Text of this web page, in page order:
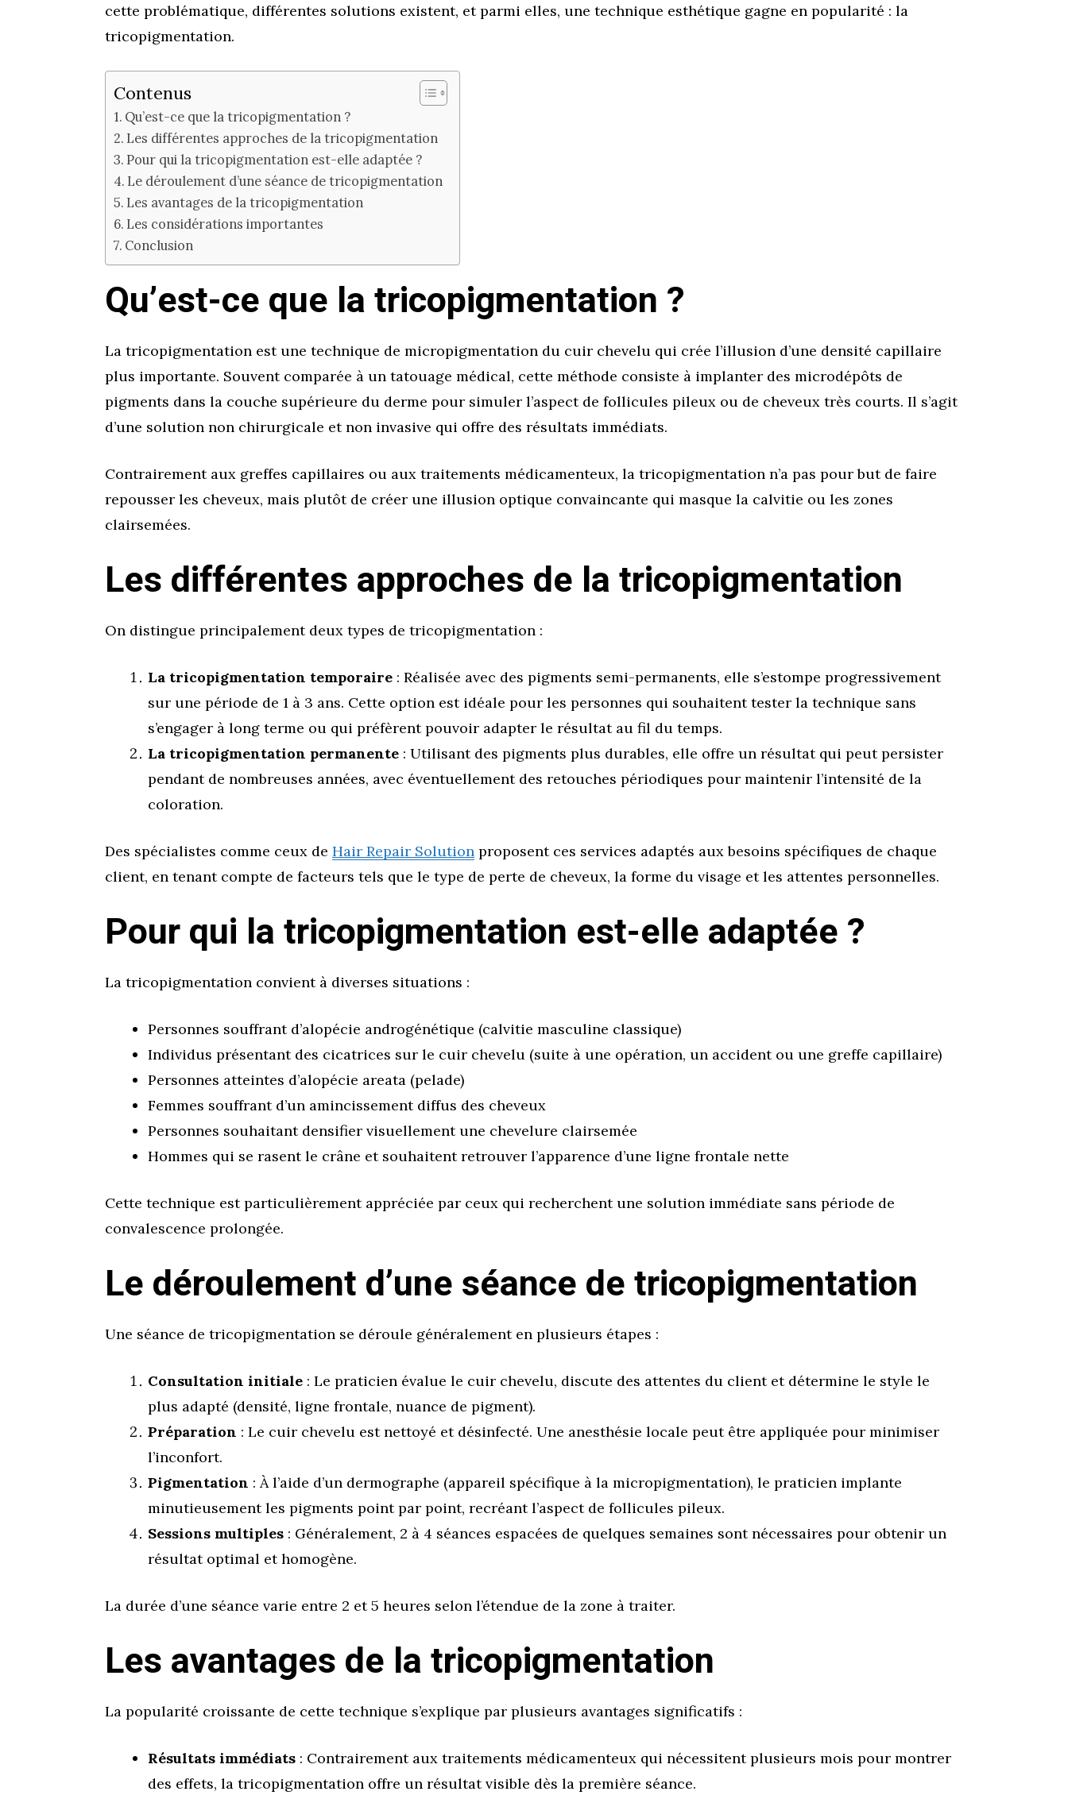
cette problématique, différentes solutions existent, et parmi elles, une technique esthétique gagne en popularité : la
tricopigmentation.
Contenus
Qu’est-ce que la tricopigmentation ?
Les différentes approches de la tricopigmentation
Pour qui la tricopigmentation est-elle adaptée ?
Le déroulement d’une séance de tricopigmentation
Les avantages de la tricopigmentation
Les considérations importantes
Conclusion
Qu’est-ce que la tricopigmentation ?
La tricopigmentation est une technique de micropigmentation du cuir chevelu qui crée l’illusion d’une densité capillaire
plus importante. Souvent comparée à un tatouage médical, cette méthode consiste à implanter des microdépôts de
pigments dans la couche supérieure du derme pour simuler l’aspect de follicules pileux ou de cheveux très courts. Il s’agit
d’une solution non chirurgicale et non invasive qui offre des résultats immédiats.
Contrairement aux greffes capillaires ou aux traitements médicamenteux, la tricopigmentation n’a pas pour but de faire
repousser les cheveux, mais plutôt de créer une illusion optique convaincante qui masque la calvitie ou les zones
clairsemées.
Les différentes approches de la tricopigmentation
On distingue principalement deux types de tricopigmentation :
La tricopigmentation temporaire : Réalisée avec des pigments semi-permanents, elle s’estompe progressivement
sur une période de 1 à 3 ans. Cette option est idéale pour les personnes qui souhaitent tester la technique sans
s’engager à long terme ou qui préfèrent pouvoir adapter le résultat au fil du temps.
La tricopigmentation permanente : Utilisant des pigments plus durables, elle offre un résultat qui peut persister
pendant de nombreuses années, avec éventuellement des retouches périodiques pour maintenir l’intensité de la
coloration.
Des spécialistes comme ceux de Hair Repair Solution proposent ces services adaptés aux besoins spécifiques de chaque
client, en tenant compte de facteurs tels que le type de perte de cheveux, la forme du visage et les attentes personnelles.
Pour qui la tricopigmentation est-elle adaptée ?
La tricopigmentation convient à diverses situations :
Personnes souffrant d’alopécie androgénétique (calvitie masculine classique)
Individus présentant des cicatrices sur le cuir chevelu (suite à une opération, un accident ou une greffe capillaire)
Personnes atteintes d’alopécie areata (pelade)
Femmes souffrant d’un amincissement diffus des cheveux
Personnes souhaitant densifier visuellement une chevelure clairsemée
Hommes qui se rasent le crâne et souhaitent retrouver l’apparence d’une ligne frontale nette
Cette technique est particulièrement appréciée par ceux qui recherchent une solution immédiate sans période de
convalescence prolongée.
Le déroulement d’une séance de tricopigmentation
Une séance de tricopigmentation se déroule généralement en plusieurs étapes :
Consultation initiale : Le praticien évalue le cuir chevelu, discute des attentes du client et détermine le style le
plus adapté (densité, ligne frontale, nuance de pigment).
Préparation : Le cuir chevelu est nettoyé et désinfecté. Une anesthésie locale peut être appliquée pour minimiser
l’inconfort.
Pigmentation : À l’aide d’un dermographe (appareil spécifique à la micropigmentation), le praticien implante
minutieusement les pigments point par point, recréant l’aspect de follicules pileux.
Sessions multiples : Généralement, 2 à 4 séances espacées de quelques semaines sont nécessaires pour obtenir un
résultat optimal et homogène.
La durée d’une séance varie entre 2 et 5 heures selon l’étendue de la zone à traiter.
Les avantages de la tricopigmentation
La popularité croissante de cette technique s’explique par plusieurs avantages significatifs :
Résultats immédiats : Contrairement aux traitements médicamenteux qui nécessitent plusieurs mois pour montrer
des effets, la tricopigmentation offre un résultat visible dès la première séance.